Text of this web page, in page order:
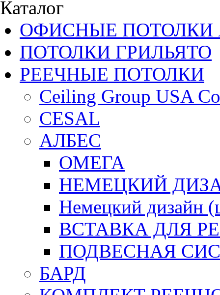
Каталог
ОФИСНЫЕ ПОТОЛКИ
ПОТОЛКИ ГРИЛЬЯТО
РЕЕЧНЫЕ ПОТОЛКИ
Ceiling Group USA
CESAL
АЛБЕС
ОМЕГА
НЕМЕЦКИЙ
Немецкий дизайн
ВСТАВКА ДЛЯ
ПОДВЕСНАЯ
БАРД